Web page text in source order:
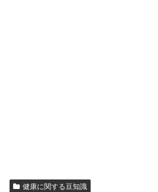
健康に関する豆知識